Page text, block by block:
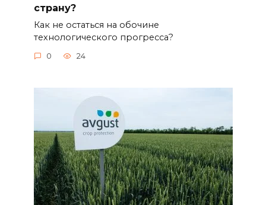
страну?
Как не остаться на обочине
технологического прогресса?
0 24